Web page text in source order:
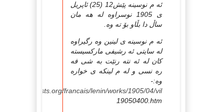
ئه م نوسینه پێش12 (25) ئاپریل
ی 1905 نوسراوه له هه مان
ساڵ دا بڵاو بۆ ته وه.
ئه م نوسینه ی لینین وه رگیراوه
له سایتی ئه رشیفی ماركسیسته
كان له ئه نته رنێت به شی فه
ره نسی و له م لینكه ی خواره
وه:-
www.marxists.org/francais/lenin/works/1905/04/vil
19050400.htm